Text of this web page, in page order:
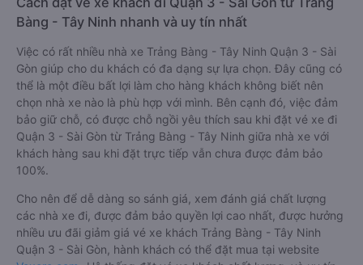
Lê Khánh 04:20 - 12:20 Ngã 3 chợ Hai Châu
Cách đặt vé xe khách đi Quận 3 - Sài Gòn từ Trảng
Bàng - Tây Ninh nhanh và uy tín nhất
Việc có rất nhiều nhà xe Trảng Bàng - Tây Ninh Quận 3 - Sài
Gòn giúp cho du khách có đa dạng sự lựa chọn. Đây cũng có
thể là một điều bất lợi làm cho hàng khách không biết nên
chọn nhà xe nào là phù hợp với mình. Bên cạnh đó, việc đảm
bảo giữ chỗ, có được chỗ ngồi yêu thích sau khi đặt vé xe đi
Quận 3 - Sài Gòn từ Trảng Bàng - Tây Ninh giữa nhà xe với
khách hàng sau khi đặt trực tiếp vẫn chưa được đảm bảo
100%.
Cho nên để dễ dàng so sánh giá, xem đánh giá chất lượng